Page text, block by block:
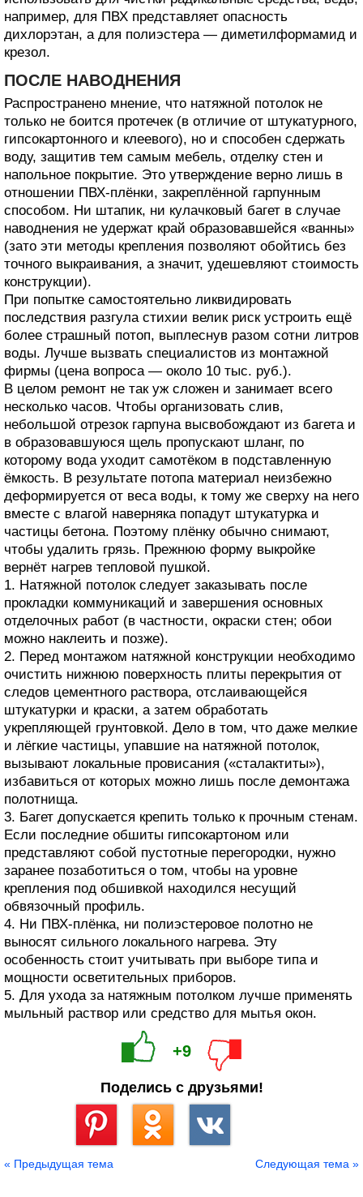
например, для ПВХ представляет опасность
дихлорэтан, а для полиэстера — диметилформамид и
крезол.
ПОСЛЕ НАВОДНЕНИЯ
Распространено мнение, что натяжной потолок не
только не боится протечек (в отличие от штукатурного,
гипсокартонного и клеевого), но и способен сдержать
воду, защитив тем самым мебель, отделку стен и
напольное покрытие. Это утверждение верно лишь в
отношении ПВХ-плёнки, закреплённой гарпунным
способом. Ни штапик, ни кулачковый багет в случае
наводнения не удержат край образовавшейся «ванны»
(зато эти методы крепления позволяют обойтись без
точного выкраивания, а значит, удешевляют стоимость
конструкции).
При попытке самостоятельно ликвидировать
последствия разгула стихии велик риск устроить ещё
более страшный потоп, выплеснув разом сотни литров
воды. Лучше вызвать специалистов из монтажной
фирмы (цена вопроса — около 10 тыс. руб.).
В целом ремонт не так уж сложен и занимает всего
несколько часов. Чтобы организовать слив,
небольшой отрезок гарпуна высвобождают из багета и
в образовавшуюся щель пропускают шланг, по
которому вода уходит самотёком в подставленную
ёмкость. В результате потопа материал неизбежно
деформируется от веса воды, к тому же сверху на него
вместе с влагой наверняка попадут штукатурка и
частицы бетона. Поэтому плёнку обычно снимают,
чтобы удалить грязь. Прежнюю форму выкройке
вернёт нагрев тепловой пушкой.
1. Натяжной потолок следует заказывать после
прокладки коммуникаций и завершения основных
отделочных работ (в частности, окраски стен; обои
можно наклеить и позже).
2. Перед монтажом натяжной конструкции необходимо
очистить нижнюю поверхность плиты перекрытия от
следов цементного раствора, отслаивающейся
штукатурки и краски, а затем обработать
укрепляющей грунтовкой. Дело в том, что даже мелкие
и лёгкие частицы, упавшие на натяжной потолок,
вызывают локальные провисания («сталактиты»),
избавиться от которых можно лишь после демонтажа
полотнища.
3. Багет допускается крепить только к прочным стенам.
Если последние обшиты гипсокартоном или
представляют собой пустотные перегородки, нужно
заранее позаботиться о том, чтобы на уровне
крепления под обшивкой находился несущий
обвязочный профиль.
4. Ни ПВХ-плёнка, ни полиэстеровое полотно не
выносят сильного локального нагрева. Эту
особенность стоит учитывать при выборе типа и
мощности осветительных приборов.
5. Для ухода за натяжным потолком лучше применять
мыльный раствор или средство для мытья окон.
+9
Поделись с друзьями!
« Предыдущая тема Следующая тема »